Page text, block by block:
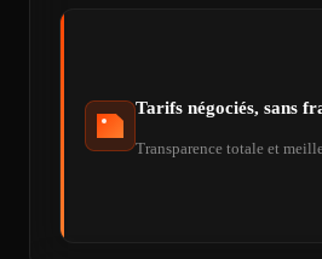
Tarifs négociés, sans
Transparence totale et